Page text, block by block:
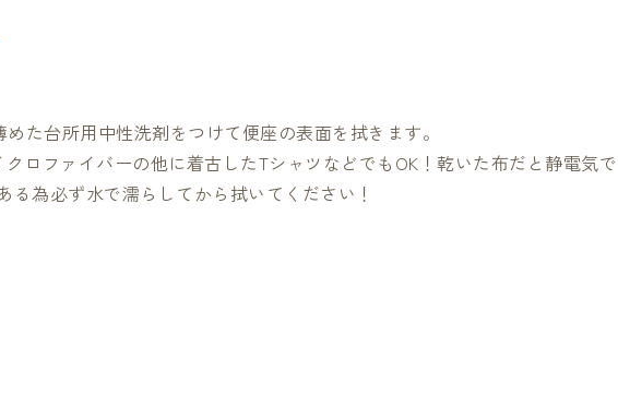
た台所用中性洗剤をつけて便座の表面を拭きます。
ロファイバーの他に着古したTシャツなどでもOK！乾いた布だと静電気で
為必ず水で濡らしてから拭いてください！